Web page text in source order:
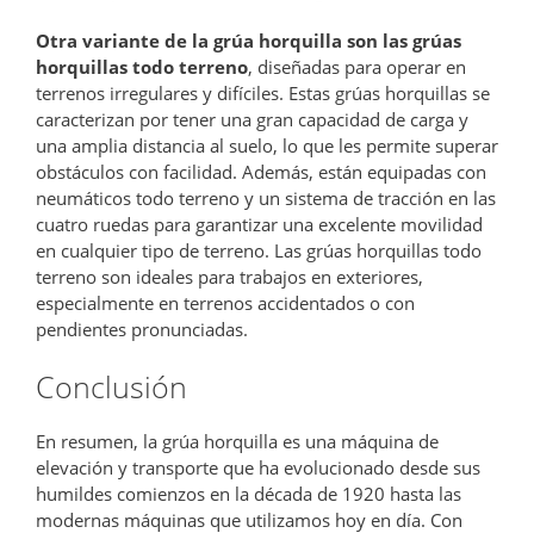
Otra variante de la grúa horquilla son las grúas
horquillas todo terreno, diseñadas para operar en
terrenos irregulares y difíciles. Estas grúas horquillas se
caracterizan por tener una gran capacidad de carga y
una amplia distancia al suelo, lo que les permite superar
obstáculos con facilidad. Además, están equipadas con
neumáticos todo terreno y un sistema de tracción en las
cuatro ruedas para garantizar una excelente movilidad
en cualquier tipo de terreno. Las grúas horquillas todo
terreno son ideales para trabajos en exteriores,
especialmente en terrenos accidentados o con
pendientes pronunciadas.
Conclusión
En resumen, la grúa horquilla es una máquina de
elevación y transporte que ha evolucionado desde sus
humildes comienzos en la década de 1920 hasta las
modernas máquinas que utilizamos hoy en día. Con